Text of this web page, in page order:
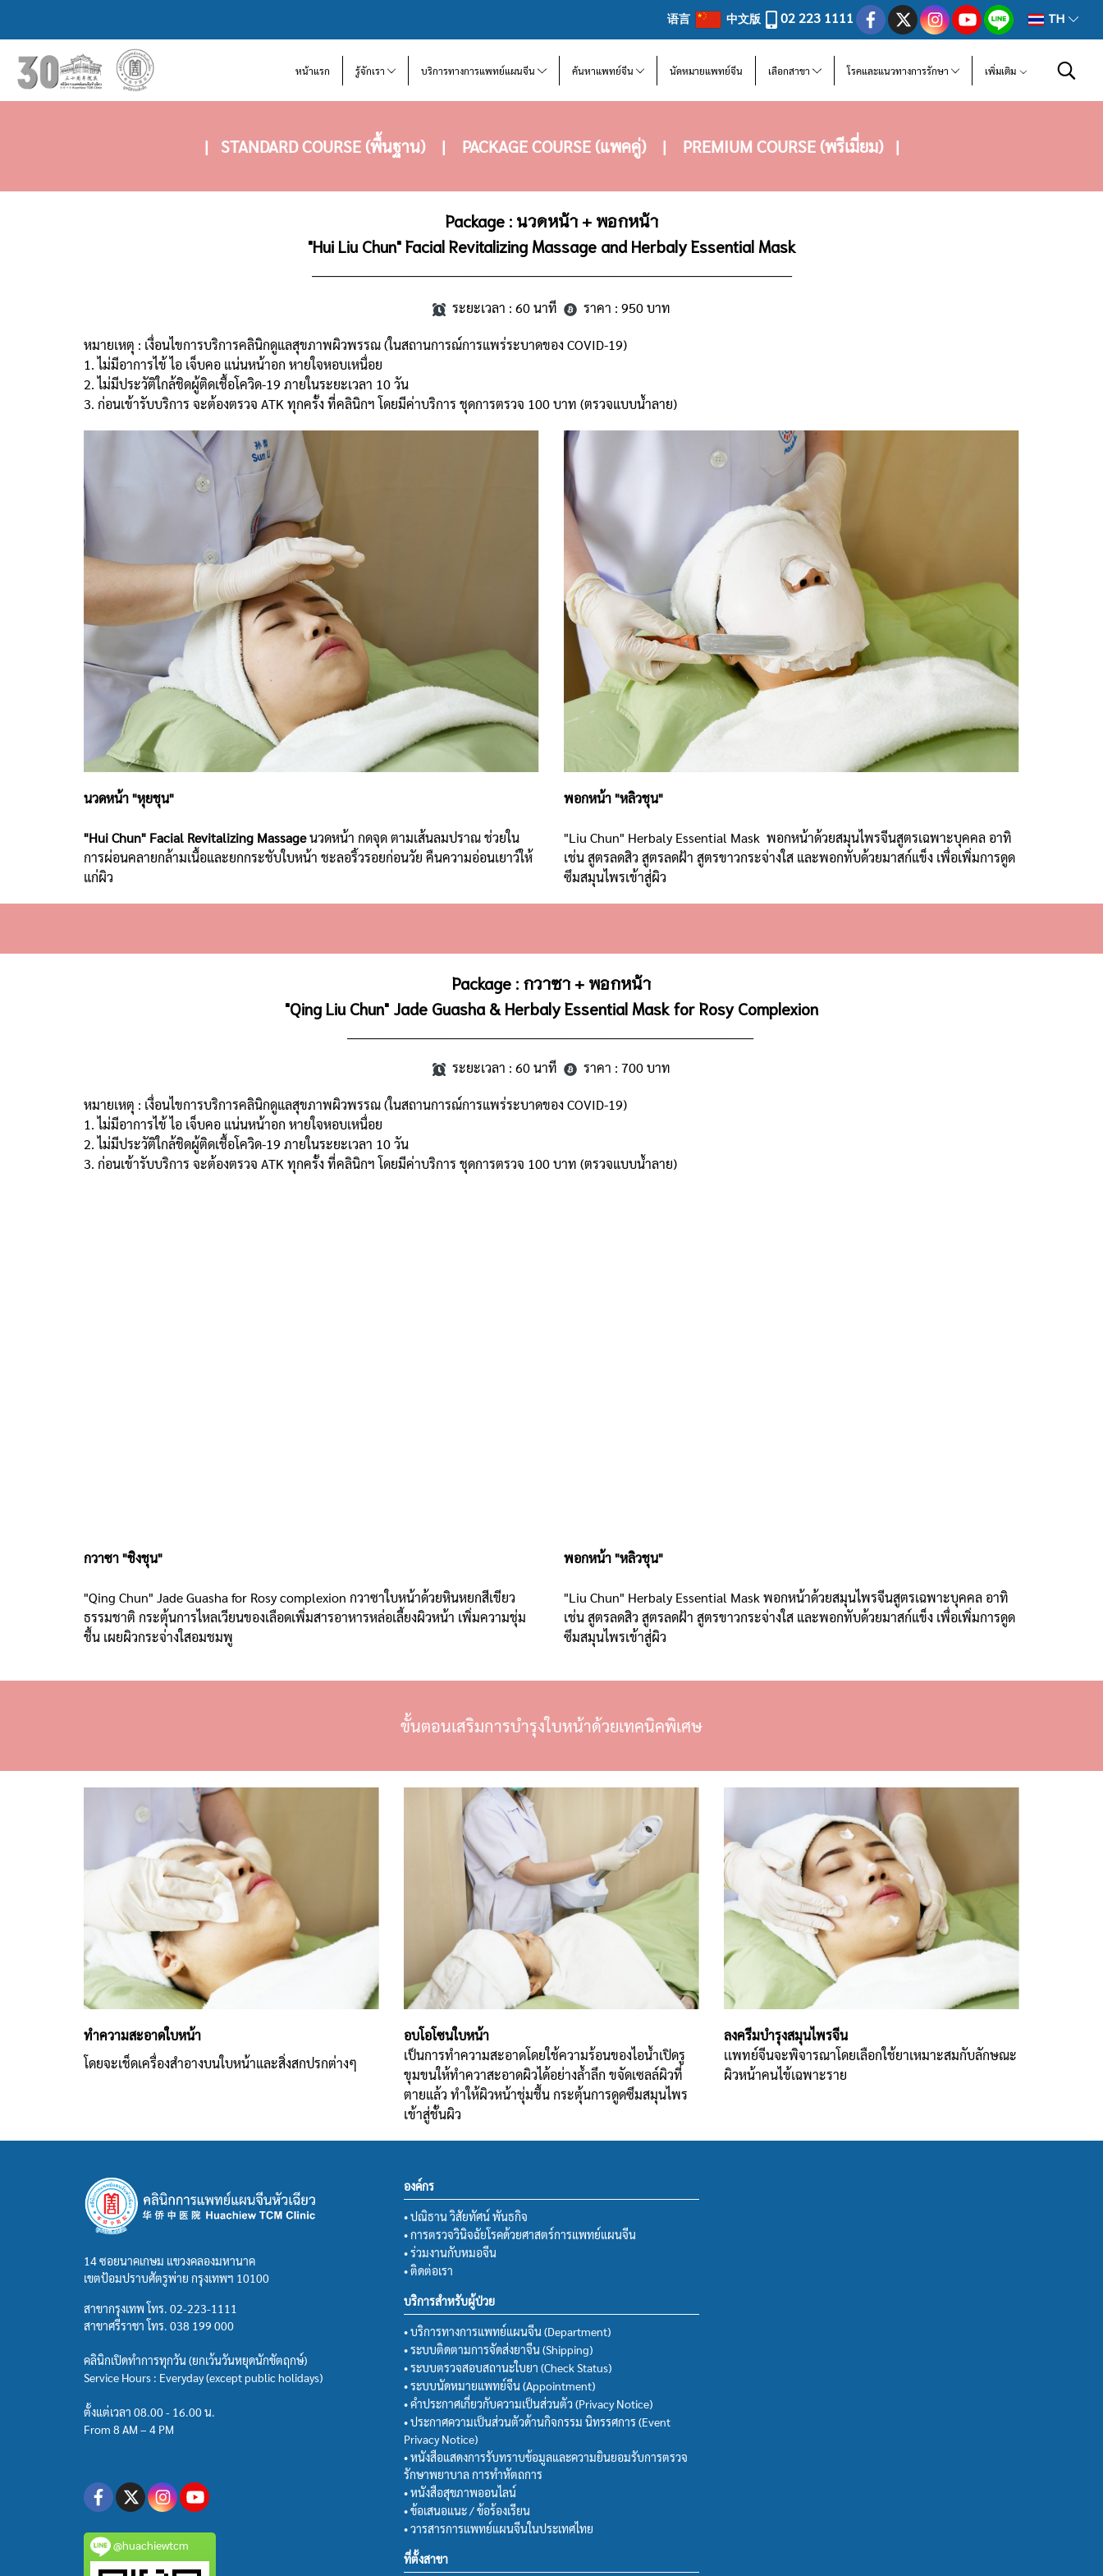
语言 中文版 02 223 1111 TH
หน้าแรก รู้จักเรา บริการทางการแพทย์แผนจีน ค้นหาแพทย์จีน นัดหมายแพทย์จีน เลือกสาขา โรคและแนวทางการรักษา เพิ่มเติม
| STANDARD COURSE (พื้นฐาน)| PACKAGE COURSE (แพคคู่)| PREMIUM COURSE (พรีเมี่ยม)|
Package : นวดหน้า + พอกหน้า
"Hui Liu Chun" Facial Revitalizing Massage and Herbaly Essential Mask
ระยะเวลา : 60 นาที ราคา : 950 บาท
หมายเหตุ : เงื่อนไขการบริการคลินิกดูแลสุขภาพผิวพรรณ (ในสถานการณ์การแพร่ระบาดของ COVID-19)
1. ไม่มีอาการไข้ ไอ เจ็บคอ แน่นหน้าอก หายใจหอบเหนื่อย
2. ไม่มีประวัติใกล้ชิดผู้ติดเชื้อโควิด-19 ภายในระยะเวลา 10 วัน
3. ก่อนเข้ารับบริการ จะต้องตรวจ ATK ทุกครั้ง ที่คลินิกฯ โดยมีค่าบริการ ชุดการตรวจ 100 บาท (ตรวจแบบน้ำลาย)
นวดหน้า "หุยชุน"
"Hui Chun" Facial Revitalizing Massageนวดหน้า กดจุด ตามเส้นลมปราณ ช่วยใน
การผ่อนคลายกล้ามเนื้อและยกกระชับใบหน้า ชะลอริ้วรอยก่อนวัย คืนความอ่อนเยาว์ให้
แก่ผิว
พอกหน้า "หลิวชุน"
"Liu Chun" Herbaly Essential Mask พอกหน้าด้วยสมุนไพรจีนสูตรเฉพาะบุคคล อาทิ
เช่น สูตรลดสิว สูตรลดฝ้า สูตรขาวกระจ่างใส และพอกทับด้วยมาสก์แข็ง เพื่อเพิ่มการดูด
ซึมสมุนไพรเข้าสู่ผิว
Package : กวาซา + พอกหน้า
"Qing Liu Chun" Jade Guasha & Herbaly Essential Mask for Rosy Complexion
ระยะเวลา : 60 นาที ราคา : 700 บาท
หมายเหตุ : เงื่อนไขการบริการคลินิกดูแลสุขภาพผิวพรรณ (ในสถานการณ์การแพร่ระบาดของ COVID-19)
1. ไม่มีอาการไข้ ไอ เจ็บคอ แน่นหน้าอก หายใจหอบเหนื่อย
2. ไม่มีประวัติใกล้ชิดผู้ติดเชื้อโควิด-19 ภายในระยะเวลา 10 วัน
3. ก่อนเข้ารับบริการ จะต้องตรวจ ATK ทุกครั้ง ที่คลินิกฯ โดยมีค่าบริการ ชุดการตรวจ 100 บาท (ตรวจแบบน้ำลาย)
กวาซา "ชิงชุน"
"Qing Chun" Jade Guasha for Rosy complexion กวาซาใบหน้าด้วยหินหยกสีเขียว
ธรรมชาติ กระตุ้นการไหลเวียนของเลือดเพิ่มสารอาหารหล่อเลี้ยงผิวหน้า เพิ่มความชุ่ม
ชื้น เผยผิวกระจ่างใสอมชมพู
พอกหน้า "หลิวชุน"
"Liu Chun" Herbaly Essential Maskพอกหน้าด้วยสมุนไพรจีนสูตรเฉพาะบุคคล อาทิ
เช่น สูตรลดสิว สูตรลดฝ้า สูตรขาวกระจ่างใส และพอกทับด้วยมาสก์แข็ง เพื่อเพิ่มการดูด
ซึมสมุนไพรเข้าสู่ผิว
ขั้นตอนเสริมการบำรุงใบหน้าด้วยเทคนิคพิเศษ
ทำความสะอาดใบหน้า
โดยจะเช็ดเครื่องสำอางบนใบหน้าและสิ่งสกปรกต่างๆ
อบโอโซนใบหน้า
เป็นการทำความสะอาดโดยใช้ความร้อนของไอน้ำเปิดรู
ขุมขนให้ทำควาสะอาดผิวได้อย่างล้ำลึก ขจัดเซลล์ผิวที่
ตายแล้ว ทำให้ผิวหน้าชุ่มชื้น กระตุ้นการดูดซึมสมุนไพร
เข้าสู่ชั้นผิว
ลงครีมบำรุงสมุนไพรจีน
เเพทย์จีนจะพิจารณาโดยเลือกใช้ยาเหมาะสมกับลักษณะ
ผิวหน้าคนไข้เฉพาะราย
14 ซอยนาคเกษม แขวงคลองมหานาค
เขตป้อมปราบศัตรูพ่าย กรุงเทพฯ 10100
สาขากรุงเทพ โทร. 02-223-1111
สาขาศรีราชา โทร. 038 199 000
คลินิกเปิดทำการทุกวัน (ยกเว้นวันหยุดนักขัตฤกษ์)
Service Hours : Everyday (except public holidays)
ตั้งแต่เวลา 08.00 - 16.00 น.
From 8 AM – 4 PM
@huachiewtcm
องค์กร
• ปณิธาน วิสัยทัศน์ พันธกิจ
• การตรวจวินิจฉัยโรคด้วยศาสตร์การแพทย์แผนจีน
• ร่วมงานกับหมอจีน
• ติดต่อเรา
บริการสำหรับผู้ป่วย
• บริการทางการแพทย์แผนจีน (Department)
• ระบบติดตามการจัดส่งยาจีน (Shipping)
• ระบบตรวจสอบสถานะใบยา (Check Status)
• ระบบนัดหมายแพทย์จีน (Appointment)
• คำประกาศเกี่ยวกับความเป็นส่วนตัว (Privacy Notice)
• ประกาศความเป็นส่วนตัวด้านกิจกรรม นิทรรศการ (Event
Privacy Notice)
• หนังสือแสดงการรับทราบข้อมูลและความยินยอมรับการตรวจ
รักษาพยาบาล การทำหัตถการ
• หนังสือสุขภาพออนไลน์
• ข้อเสนอแนะ / ข้อร้องเรียน
• วารสารการแพทย์แผนจีนในประเทศไทย
ที่ตั้งสาขา